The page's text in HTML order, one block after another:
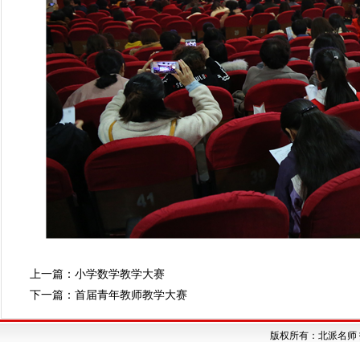
上一篇： 小学数学教学大赛
下一篇： 首届青年教师教学大赛